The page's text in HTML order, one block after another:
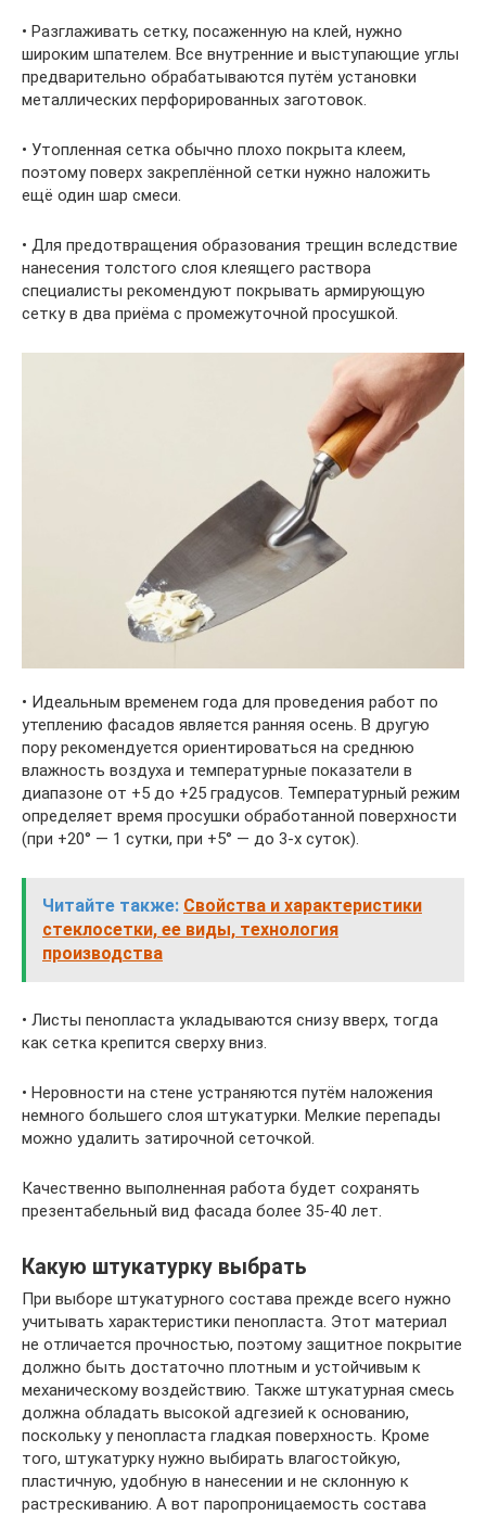
• Разглаживать сетку, посаженную на клей, нужно
широким шпателем. Все внутренние и выступающие углы
предварительно обрабатываются путём установки
металлических перфорированных заготовок.
• Утопленная сетка обычно плохо покрыта клеем,
поэтому поверх закреплённой сетки нужно наложить
ещё один шар смеси.
• Для предотвращения образования трещин вследствие
нанесения толстого слоя клеящего раствора
специалисты рекомендуют покрывать армирующую
сетку в два приёма с промежуточной просушкой.
• Идеальным временем года для проведения работ по
утеплению фасадов является ранняя осень. В другую
пору рекомендуется ориентироваться на среднюю
влажность воздуха и температурные показатели в
диапазоне от +5 до +25 градусов. Температурный режим
определяет время просушки обработанной поверхности
(при +20° — 1 сутки, при +5° — до 3-х суток).
Читайте также: Свойства и характеристики
стеклосетки, ее виды, технология
производства
• Листы пенопласта укладываются снизу вверх, тогда
как сетка крепится сверху вниз.
• Неровности на стене устраняются путём наложения
немного большего слоя штукатурки. Мелкие перепады
можно удалить затирочной сеточкой.
Качественно выполненная работа будет сохранять
презентабельный вид фасада более 35-40 лет.
Какую штукатурку выбрать
При выборе штукатурного состава прежде всего нужно
учитывать характеристики пенопласта. Этот материал
не отличается прочностью, поэтому защитное покрытие
должно быть достаточно плотным и устойчивым к
механическому воздействию. Также штукатурная смесь
должна обладать высокой адгезией к основанию,
поскольку у пенопласта гладкая поверхность. Кроме
того, штукатурку нужно выбирать влагостойкую,
пластичную, удобную в нанесении и не склонную к
растрескиванию. А вот паропроницаемость состава